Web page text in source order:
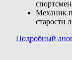
Механик
старости
Подробный